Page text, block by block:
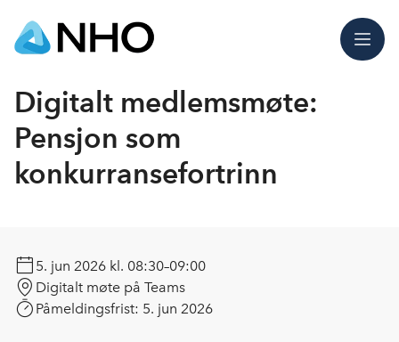
Meny
Digitalt medlemsmøte:
Pensjon som
konkurransefortrinn
5. jun 2026 kl. 08:30–09:00
Digitalt møte på Teams
Påmeldingsfrist: 5. jun 2026